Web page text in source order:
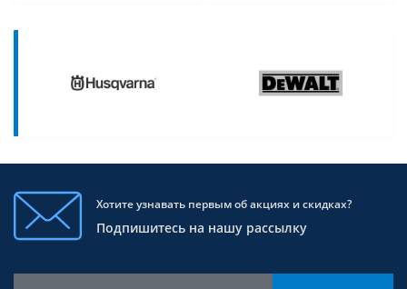
Хотите узнавать первым об акциях и скидках?
Подпишитесь на нашу рассылку